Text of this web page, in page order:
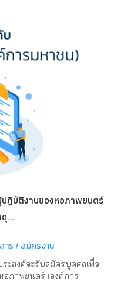
ปฏิบัติงานของหอภาพยนตร์
...
าร/ สมัครงาน
ะสงค์จะรับสมัครบุคคลเพื่อ
อภาพยนตร์ (องค์การ